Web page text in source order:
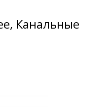
Канальные